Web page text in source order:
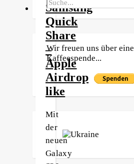
Samsung
Quick
Share
–
Apple
Airdrop
like
Mit
der
neuen
Galaxy
Wir freuen uns über eine
Kaffeespende...